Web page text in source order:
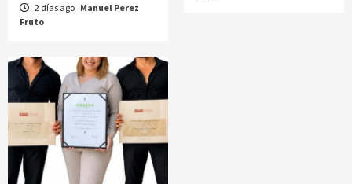
2 días ago Manuel Perez
Fruto